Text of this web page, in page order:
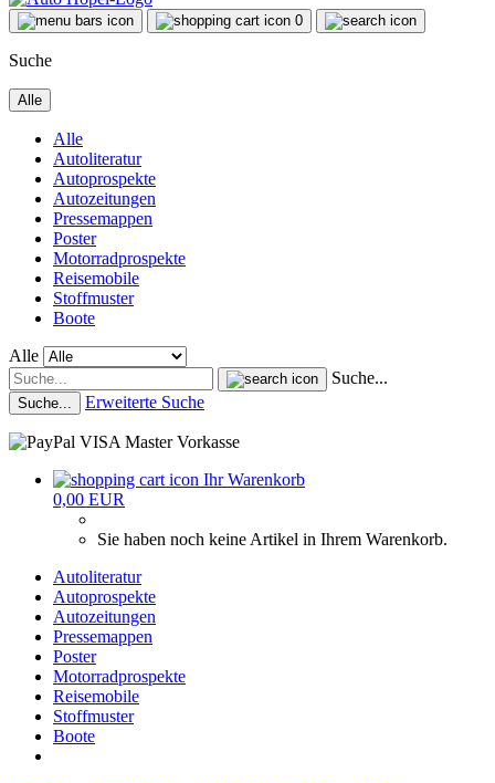
0
Suche
Alle
Alle
Autoliteratur
Autoprospekte
Autozeitungen
Pressemappen
Poster
Motorradprospekte
Reisemobile
Stoffmuster
Boote
Alle
Suche...
Suche... Erweiterte Suche
Ihr Warenkorb
0,00 EUR
Sie haben noch keine Artikel in Ihrem Warenkorb.
Autoliteratur
Autoprospekte
Autozeitungen
Pressemappen
Poster
Motorradprospekte
Reisemobile
Stoffmuster
Boote